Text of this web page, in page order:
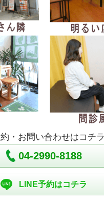
・お問い合わせはコチラ
04-2990-8188
LINE予約はコチラ